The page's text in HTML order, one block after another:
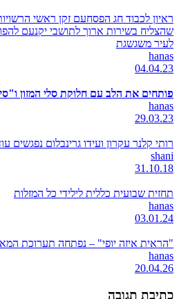
ראיון לכבוד חג הפסחעם זקן ראשי
שהצליח בשירות ארוך לתושבי יקנעם
לעיר משגשגת
hanas
04.04.23
פותחים את הלב עם חלוקת סלי המזון
hanas
29.03.23
רותי קלנר עקרון ועידו גרינבלום נפגשים
shani
31.10.18
תחזית שבועית כללית לילידי כל המזלות
hanas
03.01.24
"הראית איזה יופי" – נפתחה תערוכת
hanas
20.04.26
כתיבת תגובה